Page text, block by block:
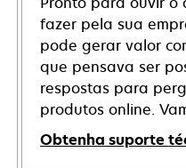
fazer pela sua
pode gerar valor
que pensava ser
respostas para
produtos online.
Obtenha suporte